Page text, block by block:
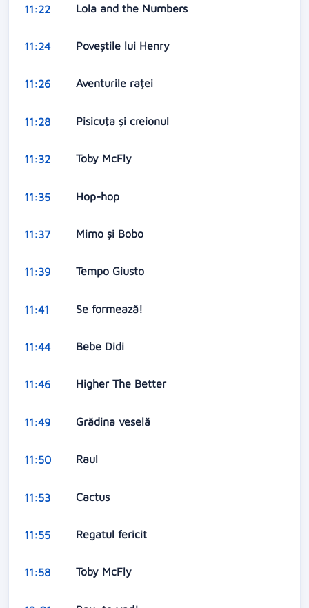
11:22 Lola and the Numbers
11:24 Poveștile lui Henry
11:26 Aventurile raței
11:28 Pisicuţa şi creionul
11:32 Toby McFly
11:35 Hop-hop
11:37 Mimo şi Bobo
11:39 Tempo Giusto
11:41 Se formează!
11:44 Bebe Didi
11:46 Higher The Better
11:49 Grădina veselă
11:50 Raul
11:53 Cactus
11:55 Regatul fericit
11:58 Toby McFly